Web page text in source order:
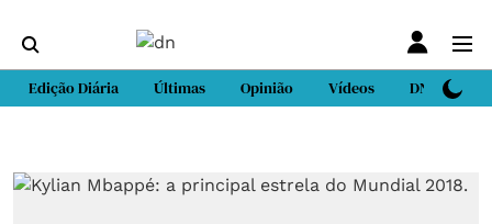
Edição Diária Últimas Opinião Vídeos DN Sport